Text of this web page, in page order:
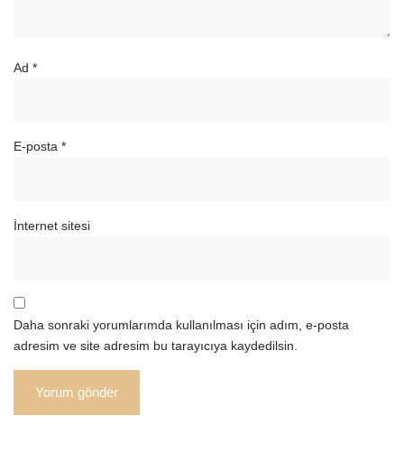
Ad *
E-posta *
İnternet sitesi
Daha sonraki yorumlarımda kullanılması için adım, e-posta
adresim ve site adresim bu tarayıcıya kaydedilsin.